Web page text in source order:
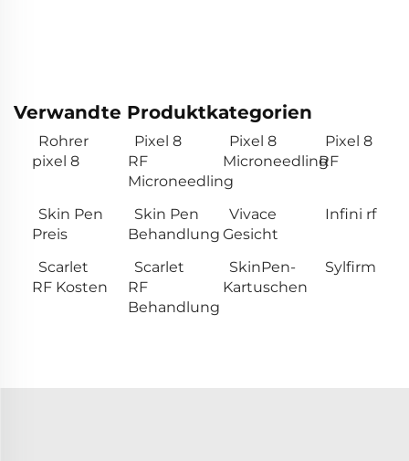
Verwandte Produktkategorien
Rohrer
pixel 8
Pixel 8
RF
Microneedling
Pixel 8
Microneedling
Pixel 8
RF
Skin Pen
Preis
Skin Pen
Behandlung
Vivace
Gesicht
Infini rf
Scarlet
RF Kosten
Scarlet
RF
Behandlung
SkinPen-
Kartuschen
Sylfirm